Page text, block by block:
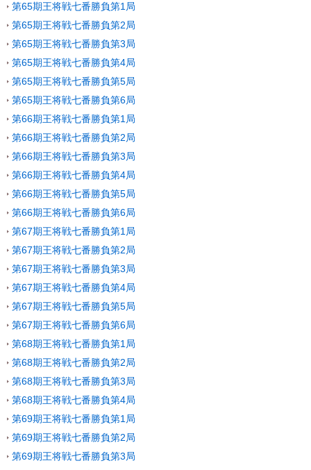
第65期王将戦七番勝負第1局
第65期王将戦七番勝負第2局
第65期王将戦七番勝負第3局
第65期王将戦七番勝負第4局
第65期王将戦七番勝負第5局
第65期王将戦七番勝負第6局
第66期王将戦七番勝負第1局
第66期王将戦七番勝負第2局
第66期王将戦七番勝負第3局
第66期王将戦七番勝負第4局
第66期王将戦七番勝負第5局
第66期王将戦七番勝負第6局
第67期王将戦七番勝負第1局
第67期王将戦七番勝負第2局
第67期王将戦七番勝負第3局
第67期王将戦七番勝負第4局
第67期王将戦七番勝負第5局
第67期王将戦七番勝負第6局
第68期王将戦七番勝負第1局
第68期王将戦七番勝負第2局
第68期王将戦七番勝負第3局
第68期王将戦七番勝負第4局
第69期王将戦七番勝負第1局
第69期王将戦七番勝負第2局
第69期王将戦七番勝負第3局